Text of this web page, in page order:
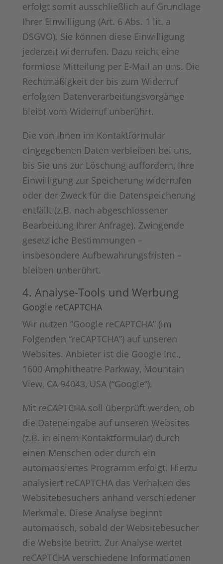
erfolgt somit ausschließlich auf Grundlage
Ihrer Einwilligung (Art. 6 Abs. 1 lit. a
DSGVO). Sie können diese Einwilligung
jederzeit widerrufen. Dazu reicht eine
formlose Mitteilung per E-Mail an uns. Die
Rechtmäßigkeit der bis zum Widerruf
erfolgten Datenverarbeitungsvorgänge
bleibt vom Widerruf unberührt.
Die von Ihnen im Kontaktformular
eingegebenen Daten verbleiben bei uns,
bis Sie uns zur Löschung auffordern, Ihre
Einwilligung zur Speicherung widerrufen
oder der Zweck für die Datenspeicherung
entfällt (z.B. nach abgeschlossener
Bearbeitung Ihrer Anfrage). Zwingende
gesetzliche Bestimmungen –
insbesondere Aufbewahrungsfristen –
bleiben unberührt.
4. Analyse-Tools und Werbung
Google reCAPTCHA
Wir nutzen “Google reCAPTCHA” (im
Folgenden “reCAPTCHA”) auf unseren
Websites. Anbieter ist die Google Inc.,
1600 Amphitheatre Parkway, Mountain
View, CA 94043, USA (“Google”).
Mit reCAPTCHA soll überprüft werden, ob
die Dateneingabe auf unseren Websites
(z.B. in einem Kontaktformular) durch
einen Menschen oder durch ein
automatisiertes Programm erfolgt. Hierzu
analysiert reCAPTCHA das Verhalten des
Websitebesuchers anhand verschiedener
Merkmale. Diese Analyse beginnt
automatisch, sobald der Websitebesucher
die Website betritt. Zur Analyse wertet
reCAPTCHA verschiedene Informationen